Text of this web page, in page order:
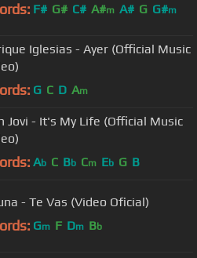
F# G# C# A#m A# G G#m
Iglesias - Ayer (Official Music
G C D Am
Jovi - It's My Life (Official Music
Ab C Bb Cm Eb G B
- Te Vas (Video Oficial)
Gm F Dm Bb